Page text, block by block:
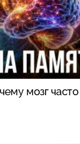
мозг